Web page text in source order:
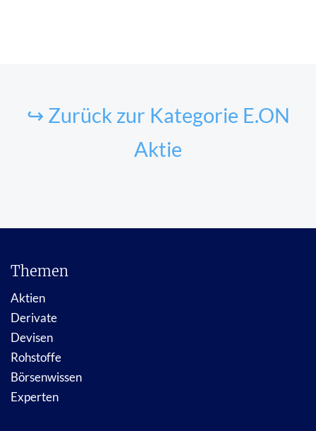
↪ Zurück zur Kategorie E.ON
Aktie
Themen
Aktien
Derivate
Devisen
Rohstoffe
Börsenwissen
Experten